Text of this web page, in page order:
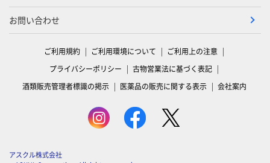
お問い合わせ
ご利用規約 ご利用環境について
ご利用上の注意
プライバシーポリシー
古物営業法に基づく表記
酒類販売管理者標識の掲示
医薬品の販売に関する表示 会社案内
アスクル株式会社